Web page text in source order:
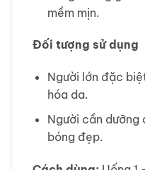
mềm mịn.
Đối tượng sử dụng
Người lớn đặc
hóa da.
Người cần dưỡng
bóng đẹp.